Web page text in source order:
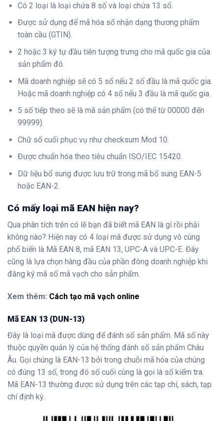
Có 2 loại là loại chứa 8 số và loại chứa 13 số.
Được sử dụng để mã hóa số nhận dạng thương phẩm
toàn cầu (GTIN).
2 hoặc 3 ký tự đầu tiên tượng trưng cho mã quốc gia của
sản phẩm đó.
Mã doanh nghiệp sẽ có 5 số nếu 2 số đầu là mã quốc gia.
Hoặc mã doanh nghiệp có 4 số nếu 3 đầu là mã quốc gia.
5 số tiếp theo sẽ là mã sản phẩm (có thể từ 00000 đến
99999).
Chữ số cuối phục vụ như checksum Mod 10.
Được chuẩn hóa theo tiêu chuẩn ISO/IEC 15420.
Dữ liệu bổ sung được lưu trữ trong mã bổ sung EAN-5
hoặc EAN-2.
Có mấy loại mã EAN hiện nay?
Qua phân tích trên có lẽ bạn đã biết mã EAN là gì rồi phải
không nào? Hiện nay có 4 loại mã được sử dụng vô cùng
phổ biến là Mã EAN 8, mã EAN 13, UPC-A và UPC-E. Đây
cũng là lựa chọn hàng đầu của phần đông doanh nghiệp khi
đăng ký mã số mã vạch cho sản phẩm.
Xem thêm: Cách tạo mã vạch online
Mã EAN 13 (DUN-13)
Đây là loại mã được dùng để đánh số sản phẩm. Mã số này
thuộc quyền quản lý của hệ thống đánh số sản phẩm Châu
Âu. Gọi chúng là EAN-13 bởi trong chuỗi mã hóa của chúng
có đúng 13 số, trong đó số cuối cùng là gọi là số kiểm tra.
Mã EAN-13 thường được sử dụng trên các tạp chí, sách, tạp
chí định kỳ.